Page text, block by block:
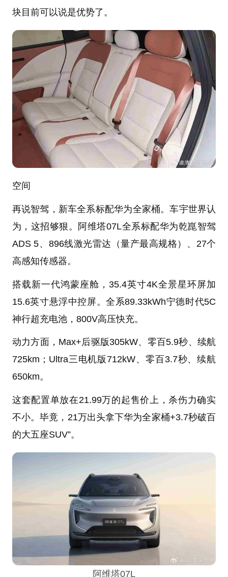
块目前可以说是优势了。
空间
再说智驾，新车全系标配华为全家桶。车宇世界认
为，这招够狠。阿维塔07L全系标配华为乾崑智驾
ADS 5、896线激光雷达（量产最高规格）、27个
高感知传感器。
搭载新一代鸿蒙座舱，35.4英寸4K全景星环屏加
15.6英寸悬浮中控屏。全系89.33kWh宁德时代5C
神行超充电池，800V高压快充。
动力方面，Max+后驱版305kW、零百5.9秒、续航
725km；Ultra三电机版712kW、零百3.7秒、续航
650km。
这套配置单放在21.99万的起售价上，杀伤力确实
不小。毕竟，21万出头拿下华为全家桶+3.7秒破百
的大五座SUV”。
阿维塔07L